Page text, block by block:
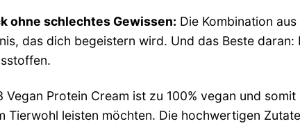
ohne schlechtes Gewissen: Die Kombination
das dich begeistern wird. Und das Beste
Vegan Protein Cream ist zu 100% vegan und
Tierwohl leisten möchten. Die hochwertigen